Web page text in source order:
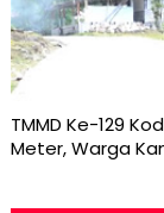
TMMD Ke-129
Meter, Warga